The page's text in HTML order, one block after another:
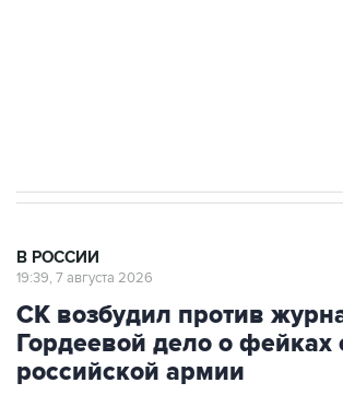
В РОССИИ
19:39, 7 августа 2026
СК возбудил против
Гордеевой дело о фейках
российской армии